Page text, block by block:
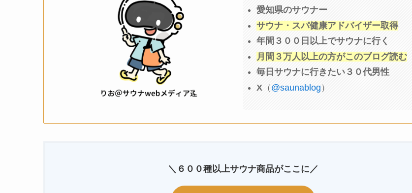
愛知県のサウナー
サウナ・スパ健康アドバイザー取得
年間３００日以上でサウナに行く
月間３万人以上の方がこのブログ読む
毎日サウナに行きたい３０代男性
X （ @saunablog ）
＼６００種以上サウナ商品がここに／